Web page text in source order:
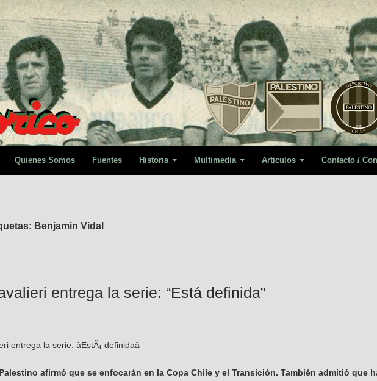
Quienes Somos Fuentes Historia Multimedia Articulos Contacto /
Benjamin Vidal
entrega la serie: “Está definida”
afirmó que se enfocarán en la Copa Chile y el Transición. También admitió que